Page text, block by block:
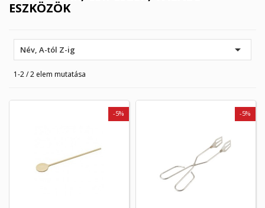
ESZKÖZÖK
Név, A-tól Z-ig 
1-2 / 2 elem mutatása
-5% -5%